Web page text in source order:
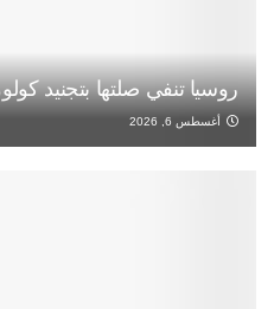
روسيا تنفي صلتها بتجنيد
أغسطس 6, 2026